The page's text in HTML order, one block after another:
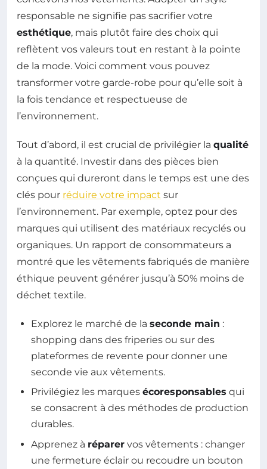
responsable ne signifie pas sacrifier votre
esthétique, mais plutôt faire des choix qui
reflètent vos valeurs tout en restant à la pointe
de la mode. Voici comment vous pouvez
transformer votre garde-robe pour qu’elle soit à
la fois tendance et respectueuse de
l’environnement.
Tout d’abord, il est crucial de privilégier la qualité
à la quantité. Investir dans des pièces bien
conçues qui dureront dans le temps est une des
clés pour réduire votre impact sur
l’environnement. Par exemple, optez pour des
marques qui utilisent des matériaux recyclés ou
organiques. Un rapport de consommateurs a
montré que les vêtements fabriqués de manière
éthique peuvent générer jusqu’à 50% moins de
déchet textile.
Explorez le marché de la seconde main :
shopping dans des friperies ou sur des
plateformes de revente pour donner une
seconde vie aux vêtements.
Privilégiez les marques écoresponsables qui
se consacrent à des méthodes de production
durables.
Apprenez à réparer vos vêtements : changer
une fermeture éclair ou recoudre un bouton